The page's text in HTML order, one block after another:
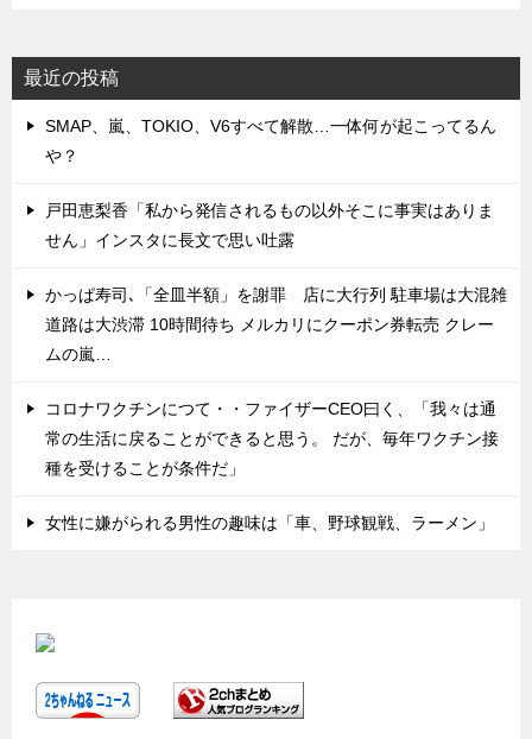
最近の投稿
SMAP、嵐、TOKIO、V6すべて解散…一体何が起こってるん
や？
戸田恵梨香「私から発信されるもの以外そこに事実はありま
せん」インスタに長文で思い吐露
かっぱ寿司､「全皿半額」を謝罪 店に大行列 駐車場は大混雑
道路は大渋滞 10時間待ち メルカリにクーポン券転売 クレー
ムの嵐…
コロナワクチンにつて・・ファイザーCEO曰く、「我々は通
常の生活に戻ることができると思う。 だが、毎年ワクチン接
種を受けることが条件だ」
女性に嫌がられる男性の趣味は「車、野球観戦、ラーメン」